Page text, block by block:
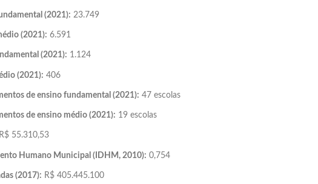
(2021): 23.749
(2021): 6.591
(2021): 1.124
(2021): 406
de ensino fundamental (2021): 47 escolas
de ensino médio (2021): 19 escolas
R$ 55.310,53
Humano Municipal (IDHM, 2010): 0,754
(2017): R$ 405.445.100